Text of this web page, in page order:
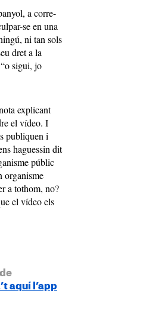
a corre-
se en una
ni tan sols
dret a la
sigui, jo
explicant
el vídeo. I
publiquen i
haguessin dit
públic
organisme
a tothom, no?
el vídeo els
aquí l’app